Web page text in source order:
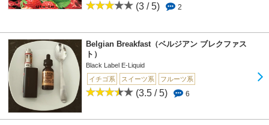
(3 / 5) 2
Belgian Breakfast（ベルジアン ブレクファス
ト）
Black Label E-Liquid
イチゴ系
スイーツ系 フルーツ系
(3.5 / 5) 6